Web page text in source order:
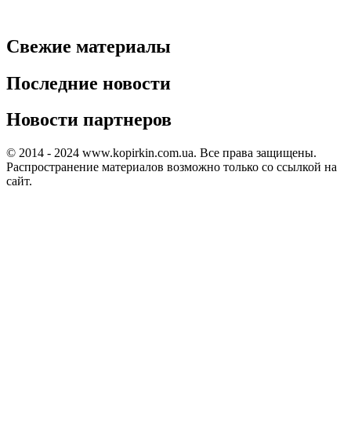
Свежие материалы
Последние новости
Новости партнеров
© 2014 - 2024 www.kopirkin.com.ua. Все права защищены.
Распространение материалов возможно только со ссылкой на
сайт.